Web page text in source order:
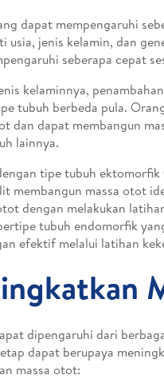
dapat mempengaruhi
usia, jenis kelamin, dan
seberapa cepat
kelaminnya,
tubuh berbeda pula.
dan dapat membangun
lainnya.
tipe tubuh
membangun massa otot
dengan melakukan
tubuh endomorfik
efektif melalui latihan
dipengaruhi dari
dapat berupaya
massa otot: